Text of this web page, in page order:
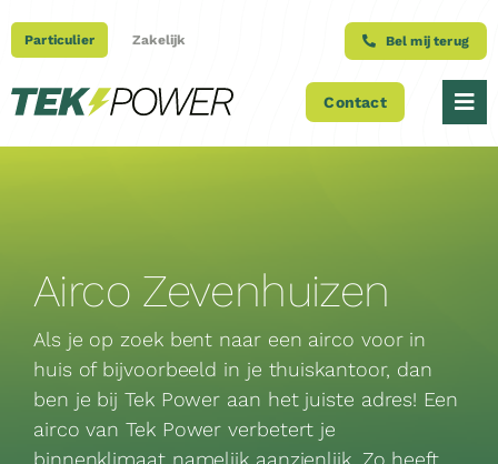
naarParticulier Zakelijk Bel mij terug
Projecten
Blog
Onderhoudscontracten
Contact
Airco Zevenhuizen
Als je op zoek bent naar een airco voor in
huis of bijvoorbeeld in je thuiskantoor, dan
ben je bij Tek Power aan het juiste adres! Een
airco van Tek Power verbetert je
binnenklimaat namelijk aanzienlijk. Zo heeft